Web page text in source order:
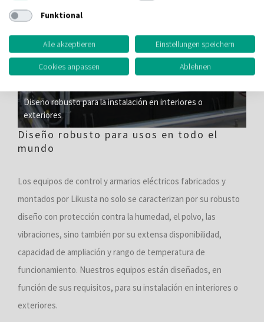
Diseño robusto para la instalación en interiores o
exteriores
Diseño robusto para usos en todo el
mundo
Los equipos de control y armarios eléctricos fabricados y
montados por Likusta no solo se caracterizan por su robusto
diseño con protección contra la humedad, el polvo, las
vibraciones, sino también por su extensa disponibilidad,
capacidad de ampliación y rango de temperatura de
funcionamiento. Nuestros equipos están diseñados, en
función de sus requisitos, para su instalación en interiores o
exteriores.
Funktional
Alle akzeptieren Einstellungen speichern
Cookies anpassen Ablehnen